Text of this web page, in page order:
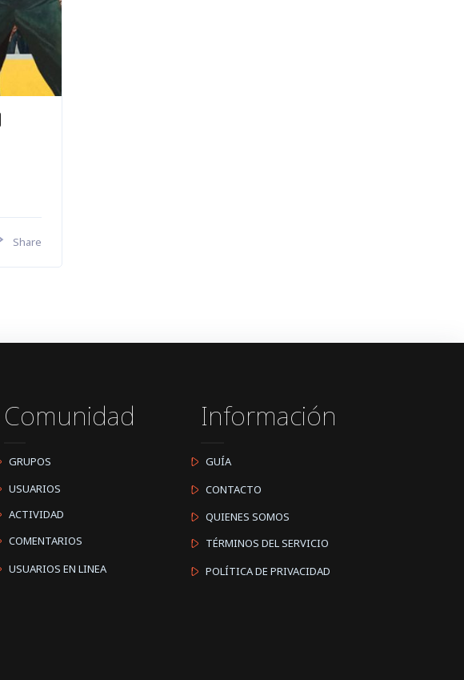
Share
Comunidad
GRUPOS
USUARIOS
ACTIVIDAD
COMENTARIOS
USUARIOS EN LINEA
Información
GUÍA
CONTACTO
QUIENES SOMOS
TÉRMINOS DEL SERVICIO
POLÍTICA DE PRIVACIDAD